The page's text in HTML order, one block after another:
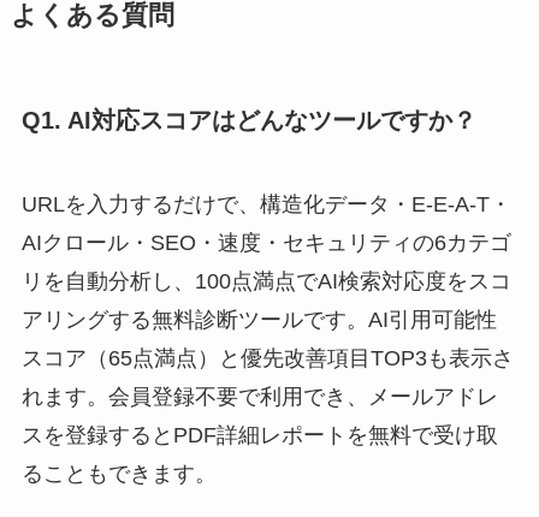
よくある質問
Q1. AI対応スコアはどんなツールですか？
URLを入力するだけで、構造化データ・E-E-A-T・
AIクロール・SEO・速度・セキュリティの6カテゴ
リを自動分析し、100点満点でAI検索対応度をスコ
アリングする無料診断ツールです。AI引用可能性
スコア（65点満点）と優先改善項目TOP3も表示さ
れます。会員登録不要で利用でき、メールアドレ
スを登録するとPDF詳細レポートを無料で受け取
ることもできます。